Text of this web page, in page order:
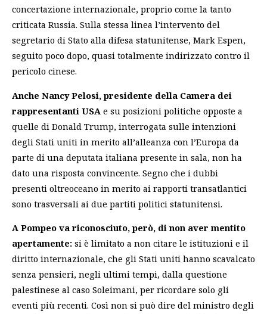
concertazione internazionale, proprio come la tanto
criticata Russia. Sulla stessa linea l’intervento del
segretario di Stato alla difesa statunitense, Mark Espen,
seguito poco dopo, quasi totalmente indirizzato contro il
pericolo cinese.
Anche Nancy Pelosi, presidente della Camera dei
rappresentanti USA e su posizioni politiche opposte a
quelle di Donald Trump, interrogata sulle intenzioni
degli Stati uniti in merito all’alleanza con l’Europa da
parte di una deputata italiana presente in sala, non ha
dato una risposta convincente. Segno che i dubbi
presenti oltreoceano in merito ai rapporti transatlantici
sono trasversali ai due partiti politici statunitensi.
A Pompeo va riconosciuto, però, di non aver mentito
apertamente: si è limitato a non citare le istituzioni e il
diritto internazionale, che gli Stati uniti hanno scavalcato
senza pensieri, negli ultimi tempi, dalla questione
palestinese al caso Soleimani, per ricordare solo gli
eventi più recenti. Così non si può dire del ministro degli